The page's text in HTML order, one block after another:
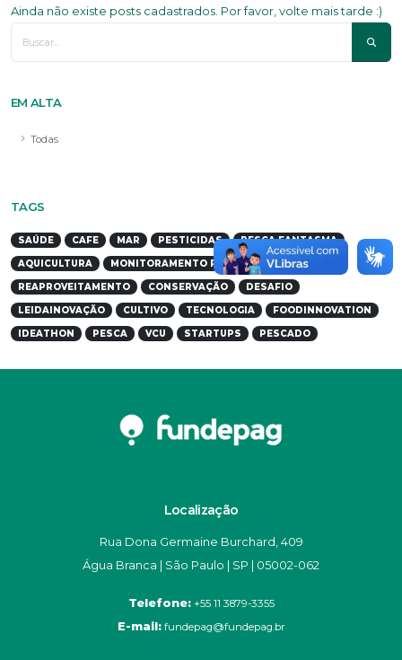
Ainda não existe posts cadastrados. Por favor, volte mais tarde :)
EM ALTA
Todas
TAGS
SAÚDE CAFE MAR PESTICIDAS PESCA FANTASMA
AQUICULTURA MONITORAMENTO PESQUEIRO CONEXÃO
REAPROVEITAMENTO CONSERVAÇÃO DESAFIO
LEIDAINOVAÇÃO CULTIVO TECNOLOGIA FOODINNOVATION
IDEATHON PESCA VCU STARTUPS PESCADO
Localização
Rua Dona Germaine Burchard, 409
Água Branca | São Paulo | SP | 05002-062
Telefone:+55 11 3879-3355
E-mail:fundepag@fundepag.br